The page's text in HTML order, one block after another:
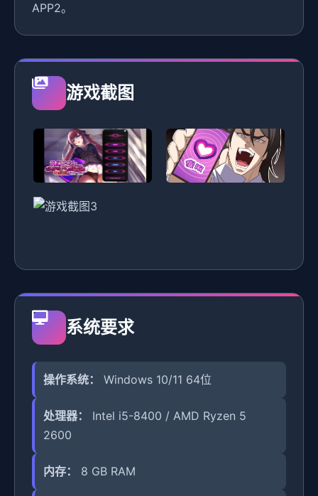
APP2。
游戏截图
系统要求
操作系统： Windows 10/11 64位
处理器：
Intel i5-8400 / AMD Ryzen 5
2600
内存： 8 GB RAM